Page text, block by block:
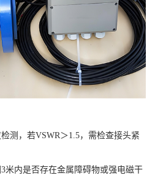
测，若VSWR＞1.5，需检查接头紧
米内是否存在金属障碍物或强电磁干